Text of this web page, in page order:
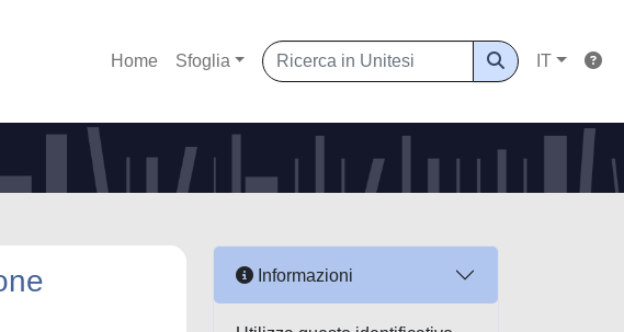
Home Sfoglia IT
Informazioni